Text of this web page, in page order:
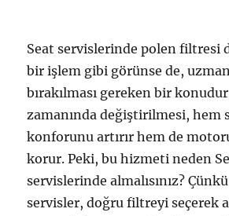
Seat servislerinde polen filtresi
bir işlem gibi görünse de,
bırakılması gereken bir
zamanında değiştirilmesi, hem
konforunu artırır hem de
korur. Peki, bu hizmeti neden
servislerinde almalısınız?
servisler, doğru filtreyi seçerek